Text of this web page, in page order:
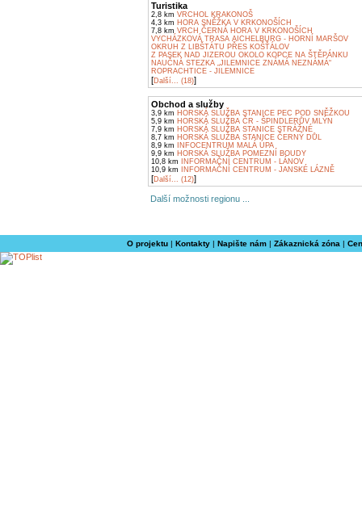
Turistika
2,8 km VRCHOL KRAKONOŠ
4,3 km HORA SNĚŽKA V KRKONOŠÍCH
7,8 km VRCH ČERNÁ HORA V KRKONOŠÍCH
VYCHÁZKOVÁ TRASA AICHELBURG - HORNÍ MARŠOV
OKRUH Z LIBŠTÁTU PŘES KOŠŤÁLOV
Z PASEK NAD JIZEROU OKOLO KOPCE NA ŠTĚPÁNKU
NAUČNÁ STEZKA „JILEMNICE ZNÁMÁ NEZNÁMÁ“
ROPRACHTICE - JILEMNICE
[Další... (18)]
Obchod a služby
3,9 km HORSKÁ SLUŽBA STANICE PEC POD SNĚŽKOU
5,9 km HORSKÁ SLUŽBA ČR - ŠPINDLERŮV MLÝN
7,9 km HORSKÁ SLUŽBA STANICE STRÁŽNÉ
8,7 km HORSKÁ SLUŽBA STANICE ČERNÝ DŮL
8,9 km INFOCENTRUM MALÁ ÚPA
9,9 km HORSKÁ SLUŽBA POMEZNÍ BOUDY
10,8 km INFORMAČNÍ CENTRUM - LÁNOV
10,9 km INFORMAČNÍ CENTRUM - JANSKÉ LÁZNĚ
[Další... (12)]
Další možnosti regionu ...
O projektu| Kontakty| Napište nám| Zákaznická zóna |